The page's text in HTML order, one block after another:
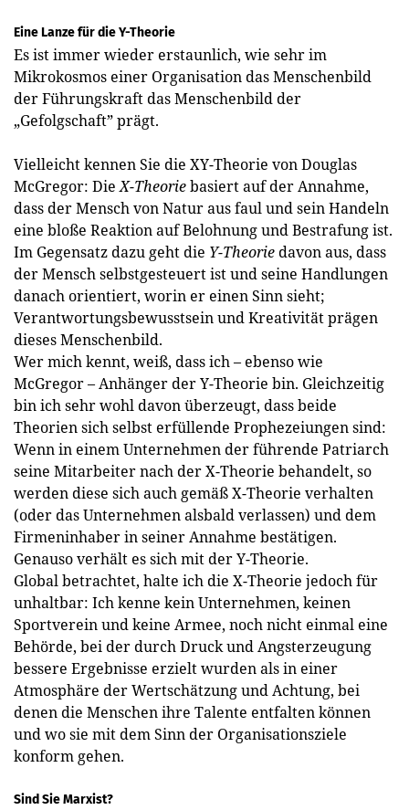
Eine Lanze für die Y-Theorie
Es ist immer wieder erstaunlich, wie sehr im
Mikrokosmos einer Organisation das Menschenbild
der Führungskraft das Menschenbild der
„Gefolgschaft” prägt.
Vielleicht kennen Sie die XY-Theorie von Douglas
McGregor: DieX-Theoriebasiert auf der Annahme,
dass der Mensch von Natur aus faul und sein Handeln
eine bloße Reaktion auf Belohnung und Bestrafung ist.
Im Gegensatz dazu geht die Y-Theoriedavon aus, dass
der Mensch selbstgesteuert ist und seine Handlungen
danach orientiert, worin er einen Sinn sieht;
Verantwortungsbewusstsein und Kreativität prägen
dieses Menschenbild.
Wer mich kennt, weiß, dass ich – ebenso wie
McGregor – Anhänger der Y-Theorie bin. Gleichzeitig
bin ich sehr wohl davon überzeugt, dass beide
Theorien sich selbst erfüllende Prophezeiungen sind:
Wenn in einem Unternehmen der führende Patriarch
seine Mitarbeiter nach der X-Theorie behandelt, so
werden diese sich auch gemäß X-Theorie verhalten
(oder das Unternehmen alsbald verlassen) und dem
Firmeninhaber in seiner Annahme bestätigen.
Genauso verhält es sich mit der Y-Theorie.
Global betrachtet, halte ich die X-Theorie jedoch für
unhaltbar: Ich kenne kein Unternehmen, keinen
Sportverein und keine Armee, noch nicht einmal eine
Behörde, bei der durch Druck und Angst­erzeugung
bessere Ergebnisse erzielt wurden als in einer
Atmosphäre der Wertschätzung und Achtung, bei
denen die Menschen ihre Talente entfalten können
und wo sie mit dem Sinn der Organisationsziele
konform gehen.
Sind Sie Marxist?